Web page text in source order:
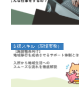
支援スキル（現場実務）